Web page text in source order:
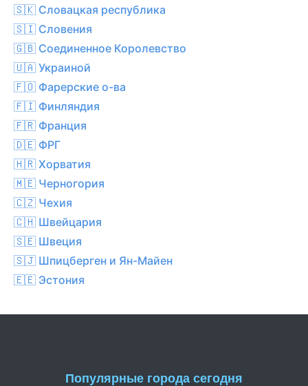
🇸🇰 Словацкая республика
🇸🇮 Словения
🇬🇧 Соединенное Королевство
🇺🇦 Украиной
🇫🇴 Фарерские о-ва
🇫🇮 Финляндия
🇫🇷 Франция
🇩🇪 ФРГ
🇭🇷 Хорватия
🇲🇪 Черногория
🇨🇿 Чехия
🇨🇭 Швейцария
🇸🇪 Швеция
🇸🇯 Шпицберген и Ян-Майен
🇪🇪 Эстония
Популярные города сегодня